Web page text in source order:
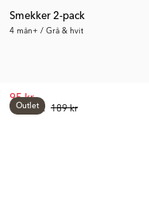
Smekker 2-pack
4 mån+ / Grå & hvit
Tid. Pris: 189 kr
95 kr
Outlet